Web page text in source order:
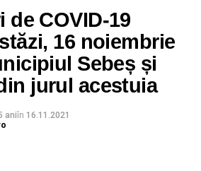
de COVID-19
16 noiembrie
Sebeș și
jurul acestuia
aniîn 16.11.2021